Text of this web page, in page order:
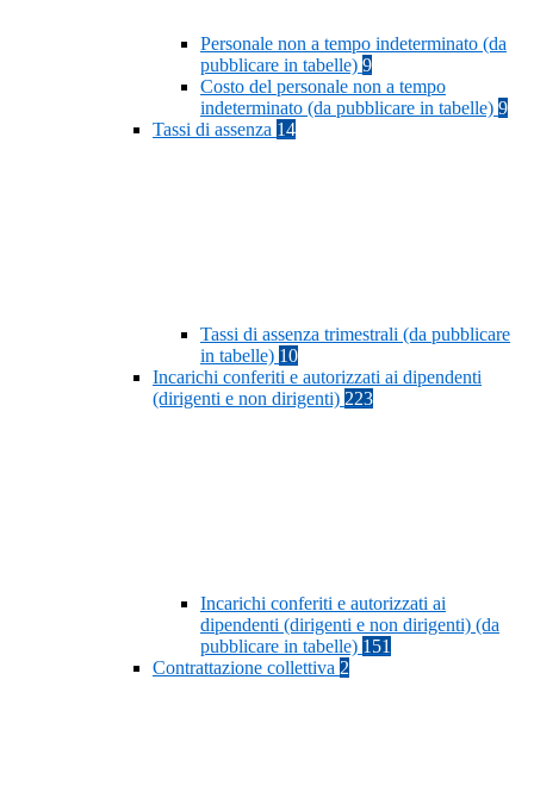
Personale non a tempo indeterminato (da
pubblicare in tabelle) 9
Costo del personale non a tempo
indeterminato (da pubblicare in tabelle) 9
Tassi di assenza 14
Tassi di assenza trimestrali (da pubblicare
in tabelle) 10
Incarichi conferiti e autorizzati ai dipendenti
(dirigenti e non dirigenti) 223
Incarichi conferiti e autorizzati ai
dipendenti (dirigenti e non dirigenti) (da
pubblicare in tabelle) 151
Contrattazione collettiva 2